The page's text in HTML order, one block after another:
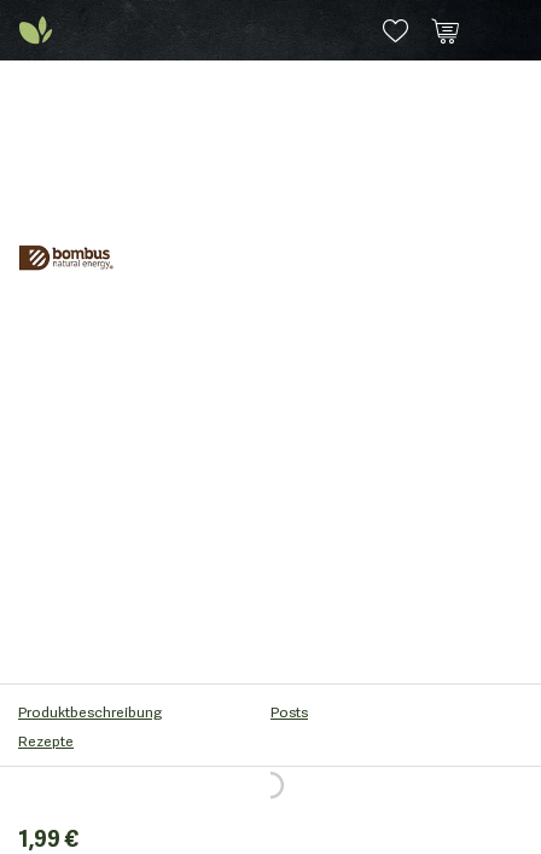
Produktbeschreibung
Posts
Rezepte
1,99 €